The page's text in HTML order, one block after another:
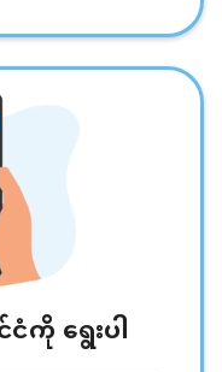
ကို ရွေးပါ